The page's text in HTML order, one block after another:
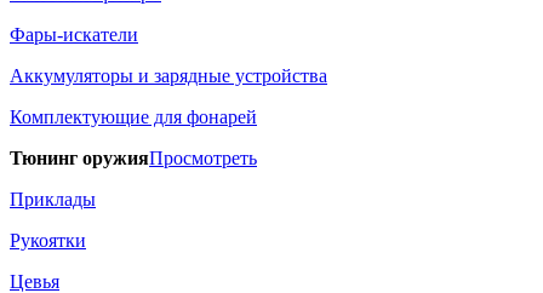
Фары-искатели
Аккумуляторы и зарядные устройства
Комплектующие для фонарей
Тюнинг оружияПросмотреть
Приклады
Рукоятки
Цевья